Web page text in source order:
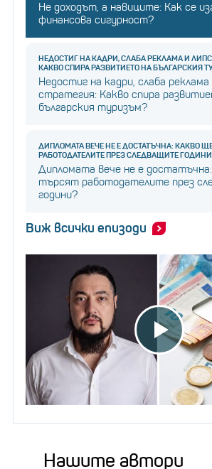
Не доходът, а навиците: Как се
финансова сигурност?
НЕДОСТИГ НА КАДРИ, СЛАБА РЕКЛАМА И
КАКВО СПИРА РАЗВИТИЕТО НА БЪЛГАРСКИЯ
Недостиг на кадри, слаба реклама
стратегия: Какво спира
българския туризъм?
ДИПЛОМАТА ВЕЧЕ НЕ Е ДОСТАТЪЧНА: КАКВО
РАБОТОДАТЕЛИТЕ ПРЕЗ СЛЕДВАЩИТЕ
Дипломата вече не е
търсят работодателите през
години?
Виж всички епизоди
Нашите автори